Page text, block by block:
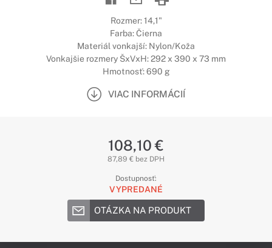
Rozmer: 14,1"
Farba: Čierna
Materiál vonkajší: Nylon/Koža
Vonkajšie rozmery ŠxVxH: 292 x 390 x 73 mm
Hmotnosť: 690 g
VIAC INFORMÁCIÍ
108,10 €
87,89 € bez DPH
Dostupnosť:
VYPREDANÉ
OTÁZKA NA PRODUKT